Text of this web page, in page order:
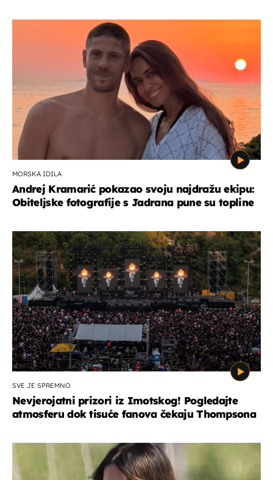
MORSKA IDILA
Andrej Kramarić pokazao svoju najdražu ekipu:
Obiteljske fotografije s Jadrana pune su topline
SVE JE SPREMNO
Nevjerojatni prizori iz Imotskog! Pogledajte
atmosferu dok tisuće fanova čekaju Thompsona